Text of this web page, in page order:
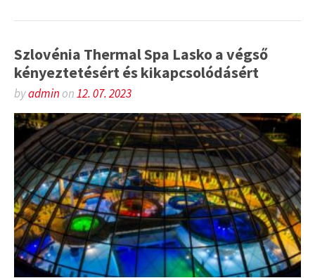
Szlovénia Thermal Spa Lasko a végső
kényeztetésért és kikapcsolódásért
byadminon12. 07. 2023